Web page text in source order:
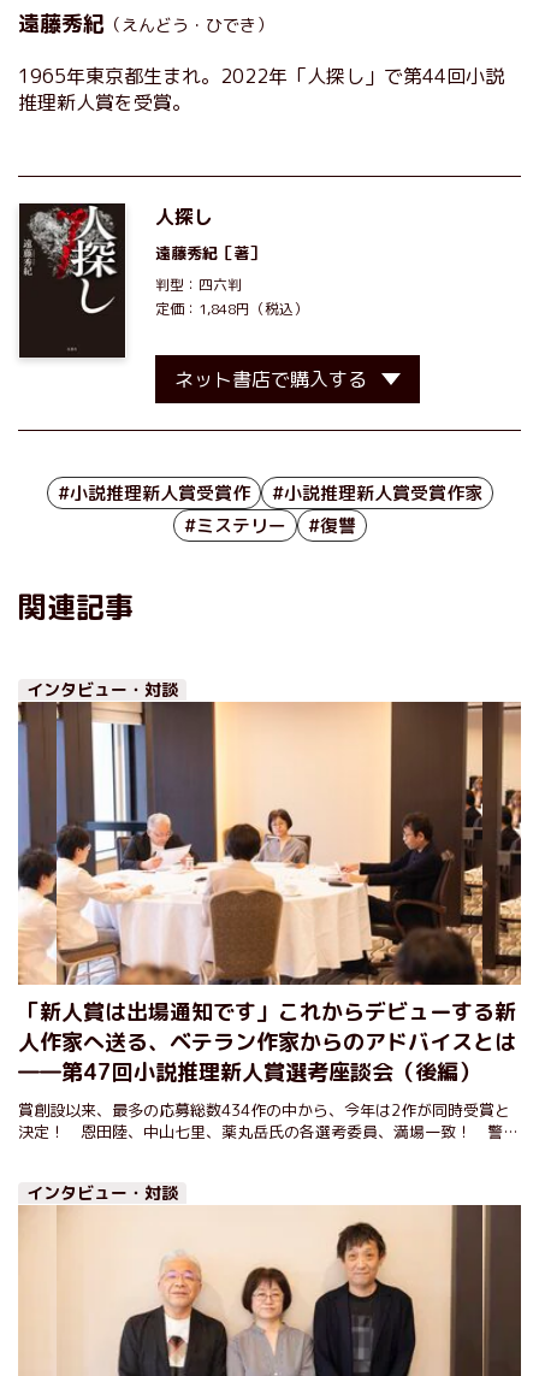
遠藤秀紀 （えんどう・ひでき）
1965年東京都生まれ。2022年「人探し」で第44回小説
推理新人賞を受賞。
人探し
遠藤秀紀 ［著］
判型：四六判
定価：1,848円（税込）
ネット書店で購入する
#小説推理新人賞受賞作
#小説推理新人賞受賞作家
#ミステリー
#復讐
関連記事
インタビュー・対談
「新人賞は出場通知です」これからデビューする新
人作家へ送る、ベテラン作家からのアドバイスとは
――第47回小説推理新人賞選考座談会（後編）
賞創設以来、最多の応募総数434作の中から、今年は2作が同時受賞と
決定！ 恩田陸、中山七里、薬丸岳氏の各選考委員、満場一致！ 警察
インタビュー・対談